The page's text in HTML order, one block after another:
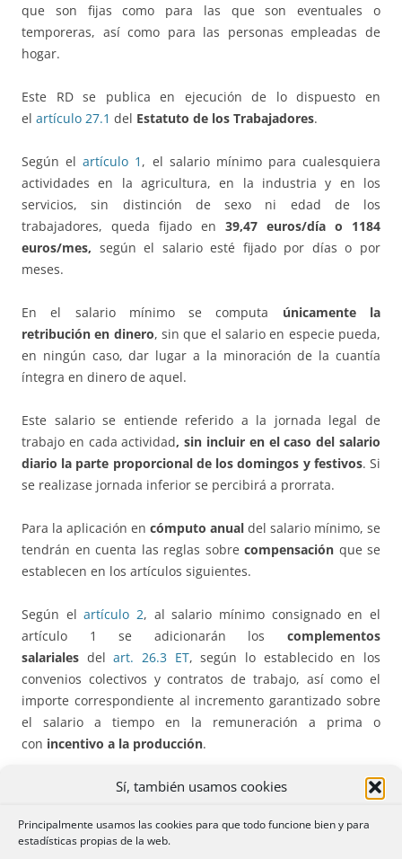
Sí, también usamos cookies
Principalmente usamos las cookies para que todo funcione bien y para
estadísticas propias de la web.
que son fijas como para las que son eventuales o
temporeras, así como para las personas empleadas de
hogar.
Este RD se publica en ejecución de lo dispuesto en
el artículo 27.1 del Estatuto de los Trabajadores.
Según elartículo 1 , el salario mínimo para cualesquiera
actividades en la agricultura, en la industria y en los
servicios, sin distinción de sexo ni edad de los
trabajadores, queda fijado en 39,47 euros/día o 1184
euros/mes, según el salario esté fijado por días o por
meses.
En el salario mínimo se computa únicamente la
retribución en dinero, sin que el salario en especie pueda,
en ningún caso, dar lugar a la minoración de la cuantía
íntegra en dinero de aquel.
Este salario se entiende referido a la jornada legal de
trabajo en cada actividad, sin incluir en el caso del salario
diario la parte proporcional de los domingos y festivos. Si
se realizase jornada inferior se percibirá a prorrata.
Para la aplicación en cómputo anual del salario mínimo, se
tendrán en cuenta las reglas sobre compensación que se
establecen en los artículos siguientes.
Según elartículo 2, al salario mínimo consignado en el
artículo 1 se adicionarán los complementos
salariales delart. 26.3 ET, según lo establecido en los
convenios colectivos y contratos de trabajo, así como el
importe correspondiente al incremento garantizado sobre
el salario a tiempo en la remuneración a prima o
con incentivo a la producción.
regula lacompensación y absorción en
incremento del SMI, a efectos de aplicar el último párrafo
artículo 27.1 ET